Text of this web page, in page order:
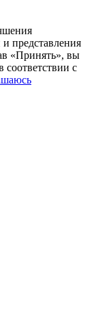
и представления
«Принять», вы
соответствии с